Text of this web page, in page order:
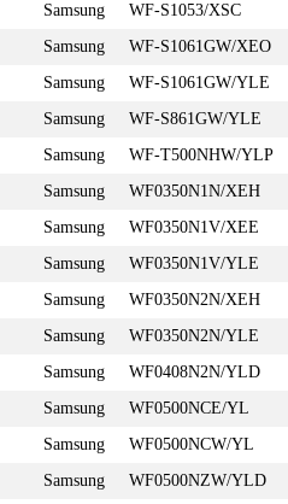
Samsung
WF-S1053/XSC
Samsung
WF-S1061GW/XEO
Samsung
WF-S1061GW/YLE
Samsung
WF-S861GW/YLE
Samsung
WF-T500NHW/YLP
Samsung
WF0350N1N/XEH
Samsung
WF0350N1V/XEE
Samsung
WF0350N1V/YLE
Samsung
WF0350N2N/XEH
Samsung
WF0350N2N/YLE
Samsung
WF0408N2N/YLD
Samsung
WF0500NCE/YL
Samsung
WF0500NCW/YL
Samsung
WF0500NZW/YLD